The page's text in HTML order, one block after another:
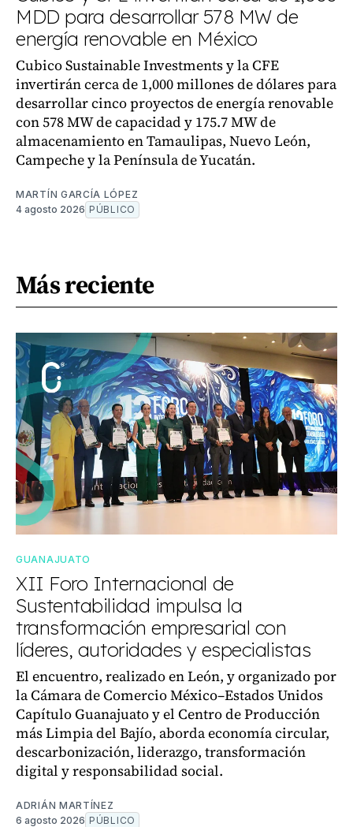
MDD para desarrollar 578 MW de
energía renovable en México
Cubico Sustainable Investments y la CFE
invertirán cerca de 1,000 millones de dólares para
desarrollar cinco proyectos de energía renovable
con 578 MW de capacidad y 175.7 MW de
almacenamiento en Tamaulipas, Nuevo León,
Campeche y la Península de Yucatán.
MARTÍN GARCÍA LÓPEZ
4 agosto 2026 PÚBLICO
Más reciente
GUANAJUATO
XII Foro Internacional de
Sustentabilidad impulsa la
transformación empresarial con
líderes, autoridades y especialistas
El encuentro, realizado en León, y organizado por
la Cámara de Comercio México–Estados Unidos
Capítulo Guanajuato y el Centro de Producción
más Limpia del Bajío, aborda economía circular,
descarbonización, liderazgo, transformación
digital y responsabilidad social.
ADRIÁN MARTÍNEZ
6 agosto 2026 PÚBLICO